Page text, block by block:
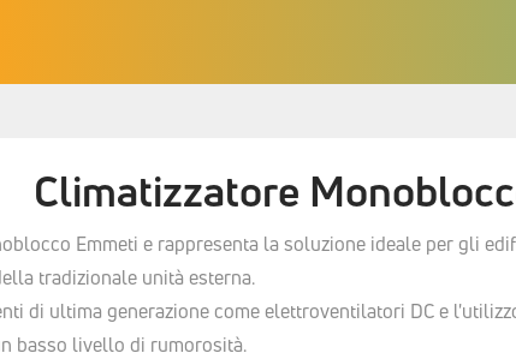
Climatizzatore
Emmeti e rappresenta la soluzione ideale per gli
tradizionale unità esterna.
di ultima generazione come elettroventilatori DC e
basso livello di rumorosità.